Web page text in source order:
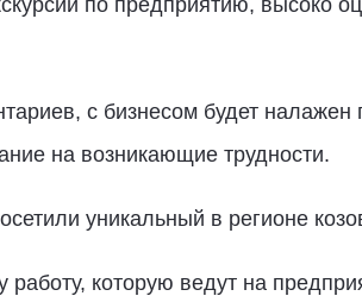
по предприятию, высоко
с бизнесом будет
на возникающие трудности.
уникальный в регионе
работу, которую ведут на